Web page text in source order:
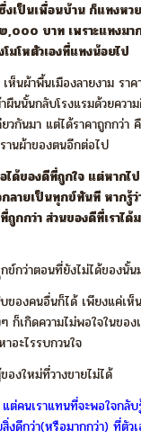
งเป็นเพื่อนบ้าน ก็แทงห
,๐๐๐ บาท เพราะแทงมา
มโหตัวเองที่แทงน้อยไป
เห็นผ้าพื้นเมืองลายงาม ร
นนั้นกลับโรงแรมด้วยควา
วกันมา แต่ได้ราคาถูกกว่
นผ้าของตนอีกต่อไป
อได้ของดีที่ถูกใจ แต่หาก
ลายเป็นทุกข์ทันที หากรู้ว่
ถูกกว่า ส่วนของดีที่เราไ
ข์กว่าตอนที่ยังไม่ได้ของนั้น
ของคนอื่นก็ได้ เพียงแค่เห็
ก็เกิดความไม่พอใจในข
อะไรรบกวนใจ
องใหม่ที่วางขายไม่ได้
ต่คนเราแทนที่จะพอใจกลั
งดีกว่า(หรือมากกว่า) ที่ตัว